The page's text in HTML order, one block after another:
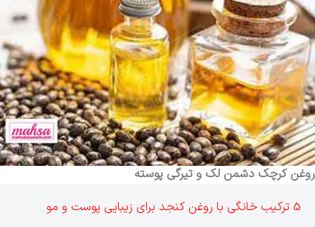
روغن کرچک دشمن لک و تیرگی پوسته
5 ترکیب خانگی با روغن کنجد برای زیبایی پوست و مو